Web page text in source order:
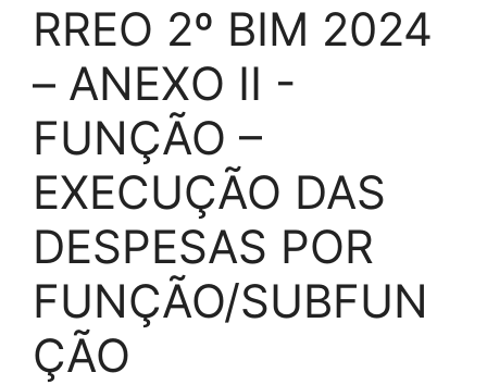
RREO 2º BIM 2024
– ANEXO II -
FUNÇÃO –
EXECUÇÃO DAS
DESPESAS POR
FUNÇÃO/SUBFUN
ÇÃO